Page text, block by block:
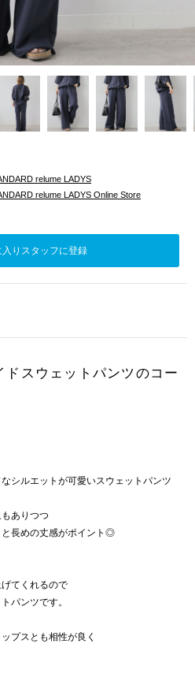
relume LADYS
relume LADYS Online Store
入りスタッフに登録
ドスウェットパンツのコー
シルエットが可愛いスウェットパンツ
ありつつ
長めの丈感がポイント◎
てくれるので
パンツです。
プスとも相性が良く